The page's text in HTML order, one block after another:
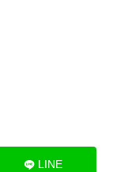
LINE